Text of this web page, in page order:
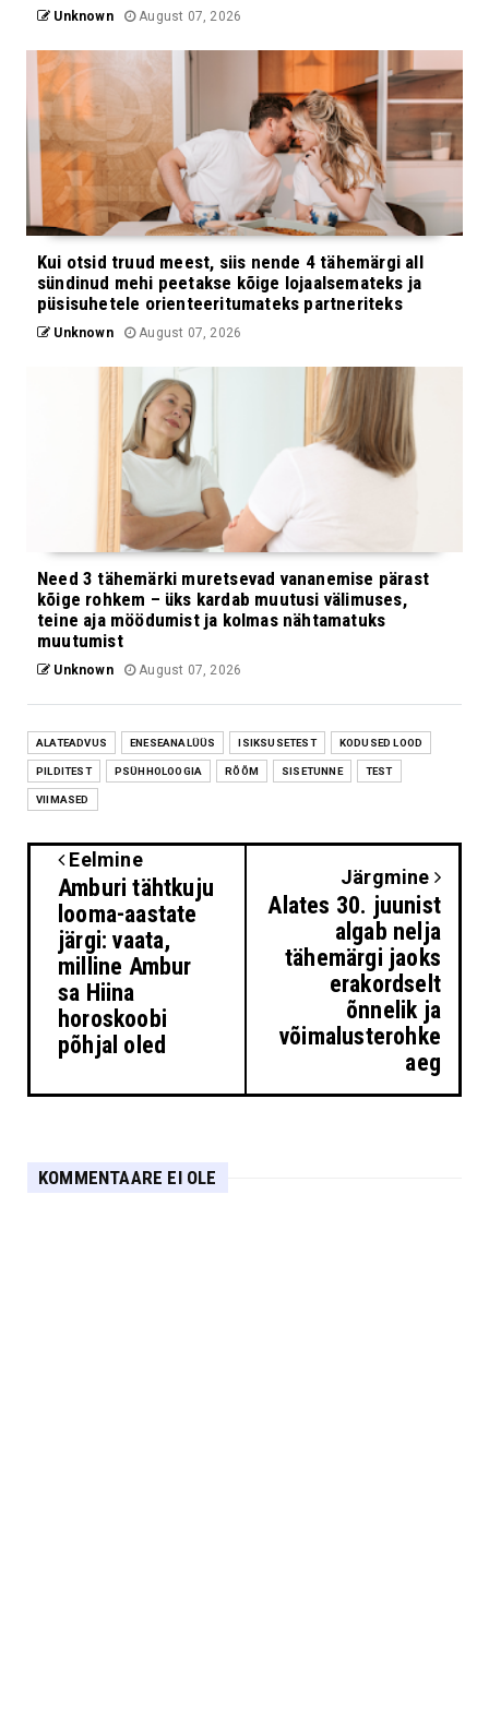
Unknown August 07, 2026
Kui otsid truud meest, siis nende 4 tähemärgi all
sündinud mehi peetakse kõige lojaalsemateks ja
püsisuhetele orienteeritumateks partneriteks
Unknown August 07, 2026
Need 3 tähemärki muretsevad vananemise pärast
kõige rohkem – üks kardab muutusi välimuses,
teine aja möödumist ja kolmas nähtamatuks
muutumist
Unknown August 07, 2026
ALATEADVUS ENESEANALÜÜS ISIKSUSETEST KODUSED LOOD
PILDITEST PSÜHHOLOOGIA RÕÕM SISETUNNE TEST
VIIMASED
Eelmine
Amburi tähtkuju
looma-aastate
järgi: vaata,
milline Ambur
sa Hiina
horoskoobi
põhjal oled
Järgmine
Alates 30. juunist
algab nelja
tähemärgi jaoks
erakordselt
õnnelik ja
võimalusterohke
aeg
KOMMENTAARE EI OLE